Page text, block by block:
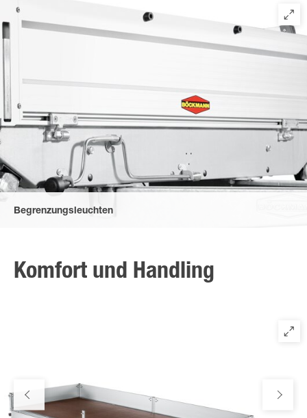
Außenrahmen verschraubt - für extrem hohe Belastbarkeit.
Begrenzungsleuchten
Komfort und Handling